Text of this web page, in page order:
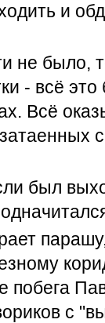
и
не было,
- всё
Всё
был
с